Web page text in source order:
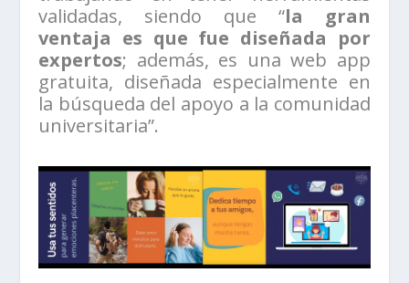
validadas, siendo que “la gran
ventaja es que fue diseñada por
expertos; además, es una web app
gratuita, diseñada especialmente en
la búsqueda del apoyo a la comunidad
universitaria”.